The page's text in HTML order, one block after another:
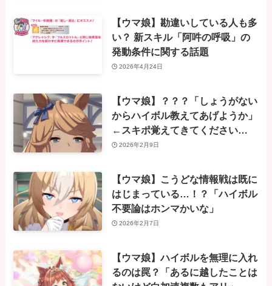
【ウマ娘】勘違いしている人も多
い？ 新スキル「阿吽の呼吸」の
発動条件に関する話題
2026年4月24日
【ウマ娘】？？？「しょうがない
からハイボル教えてあげようか」
←スキポ覚えてきてください…
2026年2月9日
【ウマ娘】こうどな情報戦は既に
はじまっている…！？「ハイボル
不要論はホンマかいな」
2026年2月7日
【ウマ娘】ハイボルを無理に入れ
るのは罠？「あるに越したことは